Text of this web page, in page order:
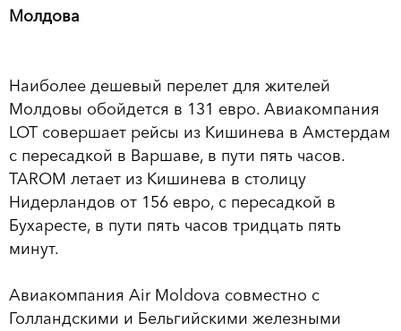
Молдова
Наиболее дешевый перелет для жителей
Молдовы обойдется в 131 евро. Авиакомпания
LOT совершает рейсы из Кишинева в Амстердам
с пересадкой в Варшаве, в пути пять часов.
TAROM летает из Кишинева в столицу
Нидерландов от 156 евро, с пересадкой в
Бухаресте, в пути пять часов тридцать пять
минут.
Авиакомпания Air Moldova совместно с
Голландскими и Бельгийскими железными